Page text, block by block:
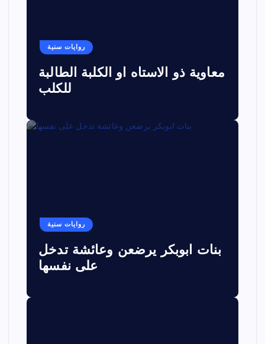
روايات سنية
معاوية ذو الاستاه او الكلبة الطالبة
للكلب
روايات سنية
بنات ابوبكر يرضعن وعائشة تدخل
على نفسها